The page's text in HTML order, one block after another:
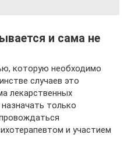
и сама не
которую необходимо
случаев это
лекарственных
только
и участием